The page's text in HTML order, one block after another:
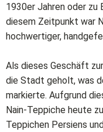
1930er Jahren oder zu
diesem Zeitpunkt war
hochwertiger,
Als dieses Geschäft
die Stadt geholt, was
markierte. Aufgrund
Nain-Teppiche heute
Teppichen Persiens